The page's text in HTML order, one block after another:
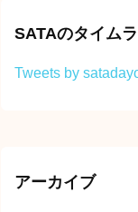
SATAのタイム
Tweets by
アーカイブ